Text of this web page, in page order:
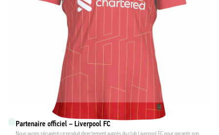
Partenaire officiel – Liverpool FC
Nous avons récupéré ce produit directement auprès du club Liverpool FC pour garantir son